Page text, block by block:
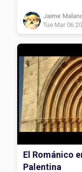
Jaime
Tue Mar 06
El Románico
Palentina